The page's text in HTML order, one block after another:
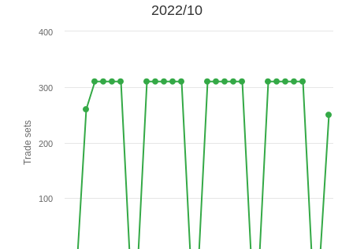
Trade sets
2022/10
100
200
300
400